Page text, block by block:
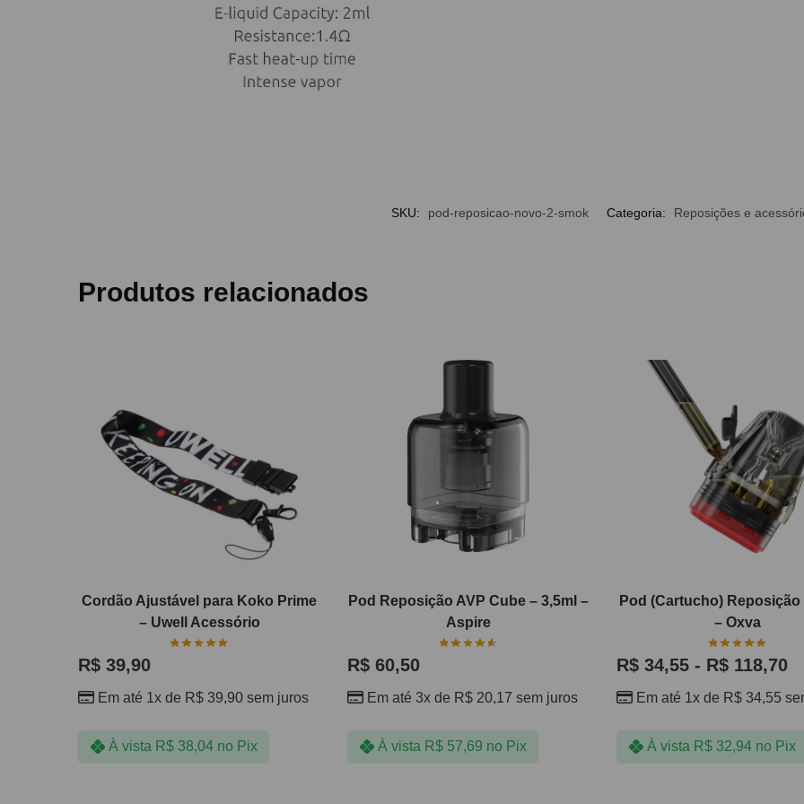
SKU: pod-reposicao-novo-2-smok Categoria: Reposições e
Produtos relacionados
Cordão Ajustável para Koko Prime
– Uwell Acessório
R$ 39,90
Em até 1x de R$ 39,90 sem juros
À vista R$38,04 no Pix
Pod Reposição AVP Cube – 3,5ml –
Aspire
R$ 60,50
Em até 3x de R$ 20,17 sem juros
À vista R$57,69 no Pix
Pod (Cartucho) Reposição
– Oxva
R$34,55 - R$118,70
Em até 1x de R$34,55
À vista R$32,94 no Pix